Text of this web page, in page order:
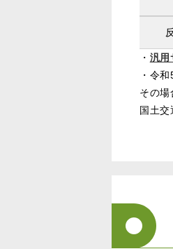
・ 汎用
・令
その場
国土